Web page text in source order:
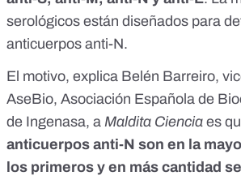
serológicos están diseñados para
anticuerpos anti-N.
El motivo, explica Belén Barreiro,
AseBio, Asociación Española de
de Ingenasa, a Maldita Ciencia es
anticuerpos anti-N son en la
los primeros y en más cantidad